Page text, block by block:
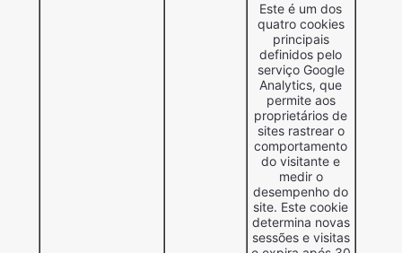
Este é um dos
quatro cookies
principais
definidos pelo
serviço Google
Analytics, que
permite aos
proprietários de
sites rastrear o
comportamento
do visitante e
medir o
desempenho do
site. Este cookie
determina novas
sessões e visitas